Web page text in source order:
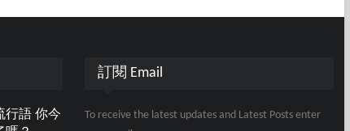
行語 你今
訂閱 Email
To receive the latest updates and Latest Posts enter